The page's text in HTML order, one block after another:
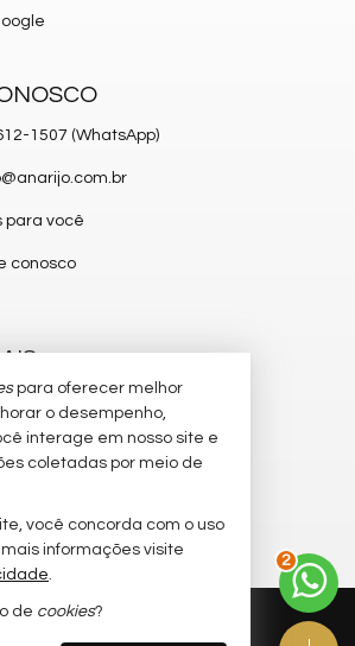
1507 (WhatsApp)
para você
conosco
newsletter
seu imóvel
imóveis
Política de Privacidade
2
para oferecer melhor
o desempenho,
interage em nosso site e
coletadas por meio de
você concorda com o uso
mais informações visite
.
de cookies?